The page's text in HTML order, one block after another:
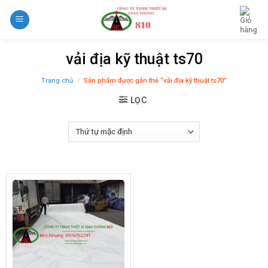
vải địa kỹ thuật ts70
Trang chủ / Sản phẩm được gắn thẻ “vải địa kỹ thuật ts70”
LỌC